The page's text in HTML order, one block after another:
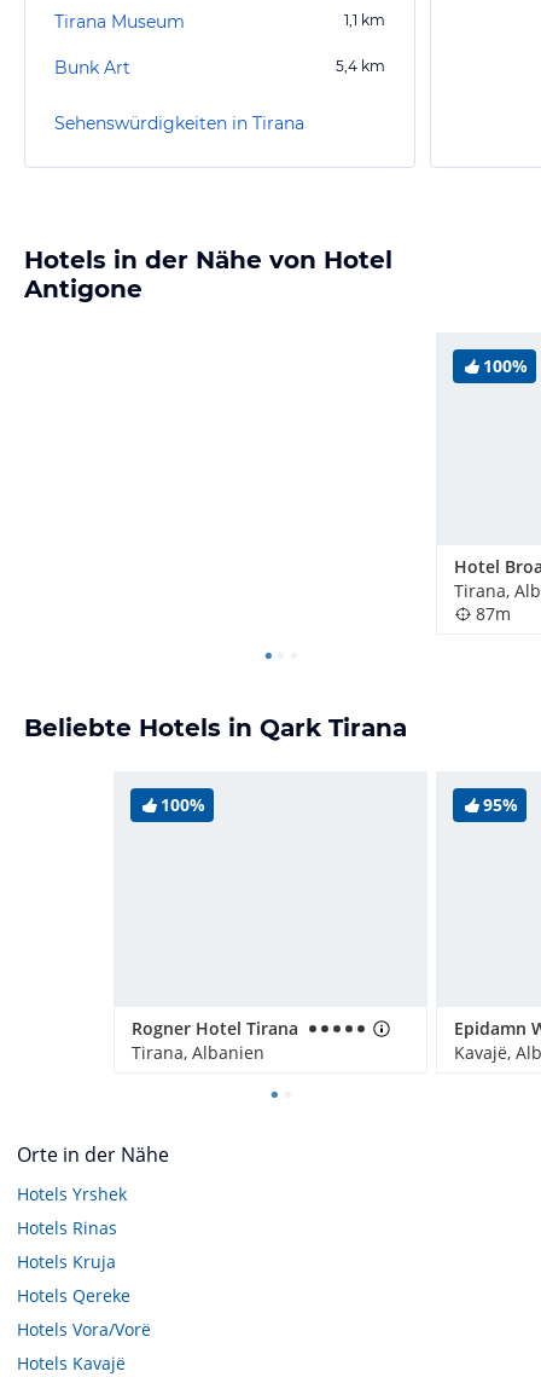
Tirana Museum 1,1 km
Bunk Art 5,4 km
Sehenswürdigkeiten in Tirana
Hotels in der Nähe von Hotel
Antigone
100%
Hotel
Tirana,
87m
Beliebte Hotels in Qark Tirana
100%
Rogner Hotel Tirana
Tirana, Albanien
95%
Kavajë,
Orte in der Nähe
Hotels Yrshek
Hotels Rinas
Hotels Kruja
Hotels Qereke
Hotels Vora/Vorë
Hotels Kavajë